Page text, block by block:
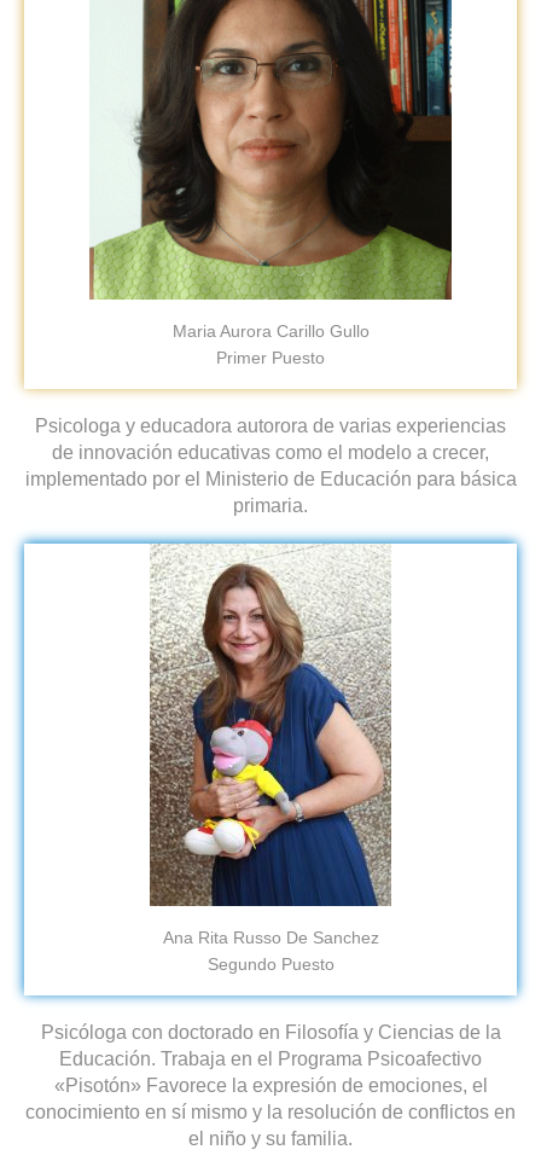
Maria Aurora Carillo Gullo
Primer Puesto
Psicologa y educadora autorora de varias experiencias
de innovación educativas como el modelo a crecer,
implementado por el Ministerio de Educación para básica
primaria.
Ana Rita Russo De Sanchez
Segundo Puesto
Psicóloga con doctorado en Filosofía y Ciencias de la
Educación. Trabaja en el Programa Psicoafectivo
«Pisotón» Favorece la expresión de emociones, el
conocimiento en sí mismo y la resolución de conflictos en
el niño y su familia.